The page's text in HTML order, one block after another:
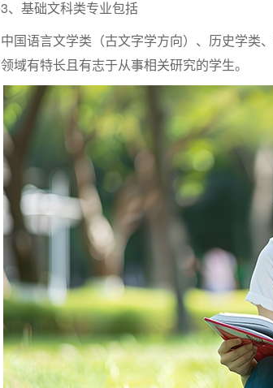
3、基础文科类专业包括
中国语言文学类（古文字学方向）、历史学类
领域有特长且有志于从事相关研究的学生。